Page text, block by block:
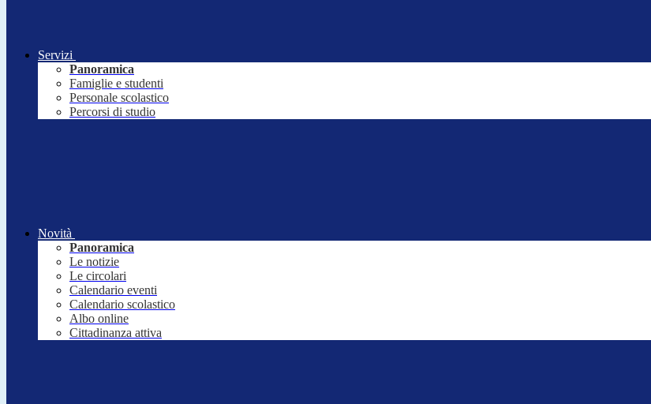
Servizi
Panoramica
Famiglie e studenti
Personale scolastico
Percorsi di studio
Novità
Panoramica
Le notizie
Le circolari
Calendario eventi
Calendario scolastico
Albo online
Cittadinanza attiva